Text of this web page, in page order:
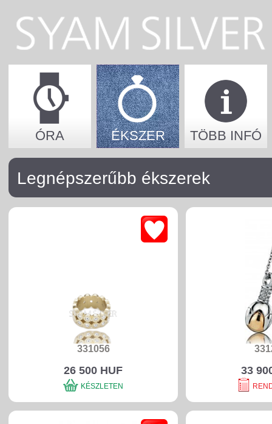
ÓRA ÉKSZER TÖBB INFÓ
Legnépszerűbb ékszerek
331056
26 500 HUF
KÉSZLETEN
33